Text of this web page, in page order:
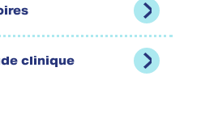
clinique